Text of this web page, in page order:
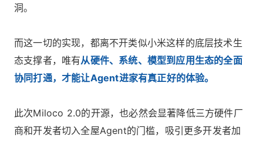
洞。
而这一切的实现，都离不开类似小米这样的底层技术生
态支撑者，唯有从硬件、系统、模型到应用生态的全面
协同打通，才能让Agent进家有真正好的体验。
此次Miloco 2.0的开源，也必然会显著降低三方硬件厂
商和开发者切入全屋Agent的门槛，吸引更多开发者加